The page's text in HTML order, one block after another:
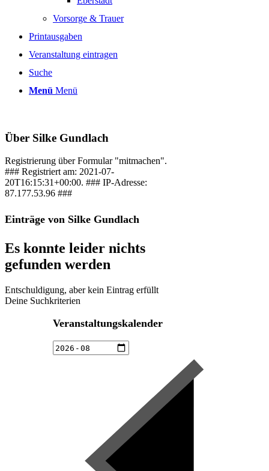
Vorsorge & Trauer
Printausgaben
Veranstaltung eintragen
Suche
Menü Menü
Über Silke Gundlach
Registrierung über Formular "mitmachen".
### Registriert am: 2021-07-
20T16:15:31+00:00. ### IP-Adresse:
87.177.53.96 ###
Einträge von Silke Gundlach
Es konnte leider nichts
gefunden werden
Entschuldigung, aber kein Eintrag erfüllt
Deine Suchkriterien
Veranstaltungskalender